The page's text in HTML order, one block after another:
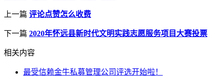
上一篇 评论点赞怎么收费
下一篇 2020年怀远县新时代文明实践志愿服务项目大赛投票
相关内容
最受信赖金牛私募管理公司评选开始啦！